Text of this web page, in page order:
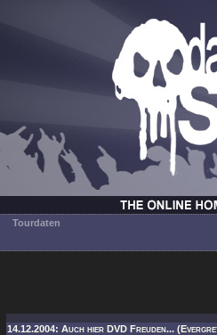
Tourdaten
14.12.2004: Auch hier DVD Freuden...